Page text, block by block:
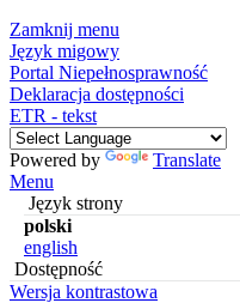
Zamknij menu
Język migowy
Portal Niepełnosprawność
Deklaracja dostępności
ETR - tekst
Powered by
Translate
Menu
Język strony
polski
english
Dostępność
Wersja kontrastowa